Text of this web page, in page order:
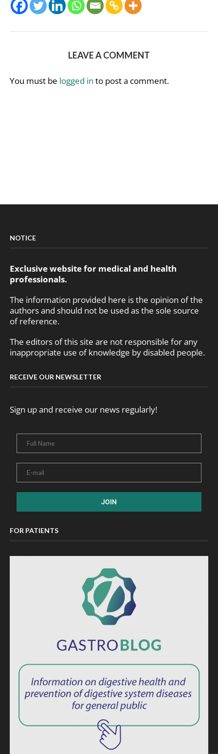
LEAVE A COMMENT
You must be logged in to post a comment.
NOTICE
Exclusive website for medical and health
professionals.
The information provided here is the opinion of the
authors and should not be used as the sole source
of reference.
The editors of this site are not responsible for any
inappropriate use of knowledge by disabled people.
RECEIVE OUR NEWSLETTER
Sign up and receive our news regularly!
FOR PATIENTS